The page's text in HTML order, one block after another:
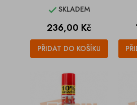
SKLADEM
Cena
236,00 Kč
PŘIDAT DO KOŠÍKU